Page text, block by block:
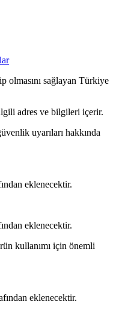
olmasını sağlayan Türkiye
adres ve bilgileri içerir.
uyarıları hakkında
eklenecektir.
eklenecektir.
kullanımı için önemli
eklenecektir.